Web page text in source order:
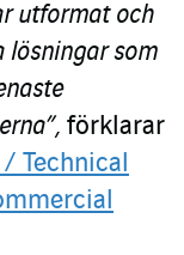
utformat och
som
förklarar
Technical